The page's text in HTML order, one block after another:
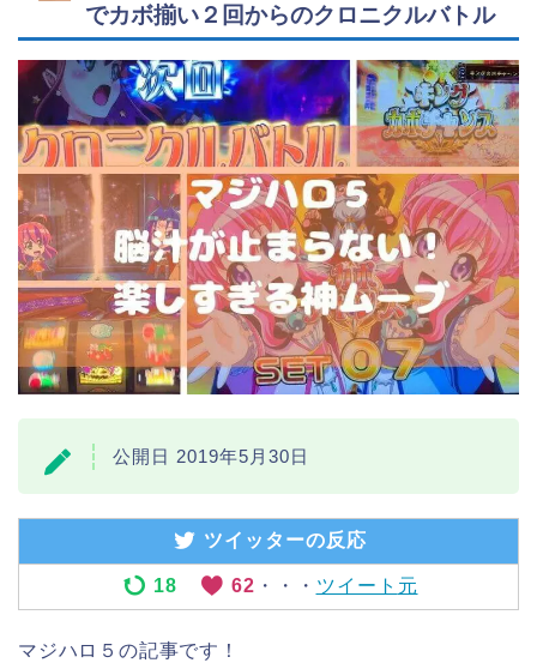
でカボ揃い２回からのクロニクルバトル
公開日 2019年5月30日
ツイッターの反応
18 62 ・・・ ツイート 元
マジハロ５の記事です！